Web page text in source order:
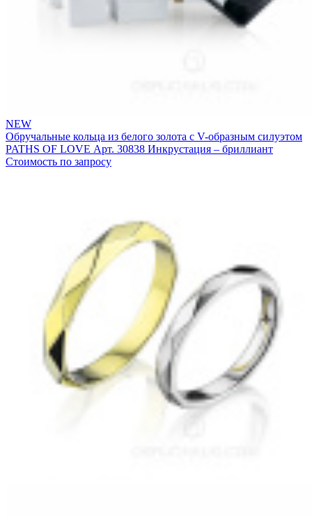
NEW
Обручальные кольца из белого золота с V-образным силуэтом
PATHS OF LOVE Арт. 30838 Инкрустация – бриллиант
Стоимость по запросу